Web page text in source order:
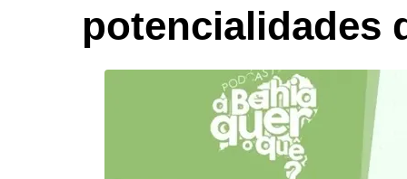
potencialidades